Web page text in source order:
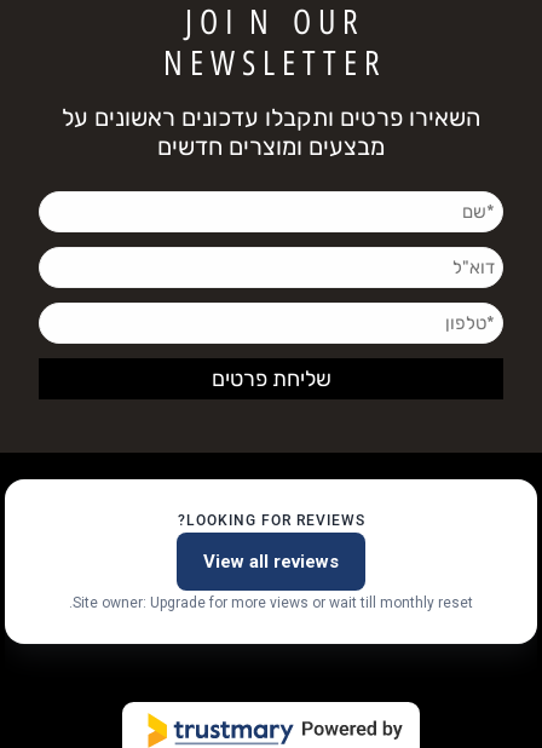
J O I N O U R
N E W S L E T T E R
השאירו פרטים ותקבלו עדכונים ראשונים על
מבצעים ומוצרים חדשים
LOOKING FOR REVIEWS?
View all reviews
Site owner: Upgrade for more views or wait till monthly reset.